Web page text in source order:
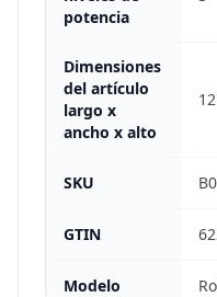
potencia
Dimensiones
del artículo
largo x
ancho x alto
SKU
GTIN
Modelo